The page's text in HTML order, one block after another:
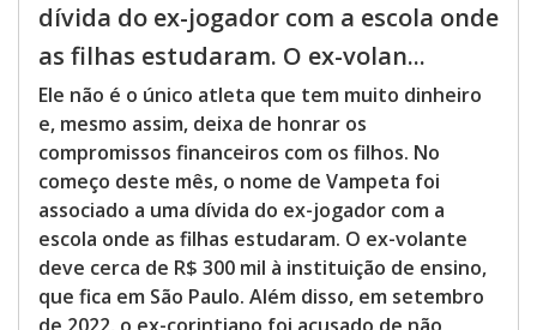
dívida do ex-jogador com a escola onde
as filhas estudaram. O ex-volan...
Ele não é o único atleta que tem muito dinheiro
e, mesmo assim, deixa de honrar os
compromissos financeiros com os filhos. No
começo deste mês, o nome de Vampeta foi
associado a uma dívida do ex-jogador com a
escola onde as filhas estudaram. O ex-volante
deve cerca de R$ 300 mil à instituição de ensino,
que fica em São Paulo. Além disso, em setembro